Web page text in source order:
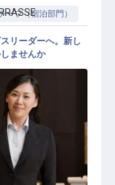
ーフ（宿泊部門）
リーダーへ。新し
ませんか